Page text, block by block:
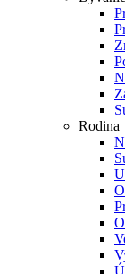
Rodina